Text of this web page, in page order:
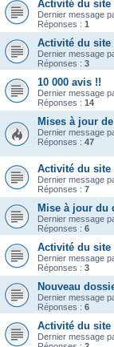
Activité du site
Dernier message
Réponses : 1
Activité du site
Dernier message
Réponses : 3
10 000 avis !!
Dernier message
Réponses : 14
Mises à jour
Dernier message
Réponses : 47
Activité du site
Dernier message
Réponses : 7
Mise à jour du
Dernier message
Réponses : 6
Activité du site
Dernier message
Réponses : 3
Nouveau
Dernier message
Réponses : 6
Activité du site
Dernier message